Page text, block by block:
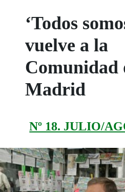
‘Todos
vuelve a la
Comunidad
Madrid
Nº 18. JULIO/